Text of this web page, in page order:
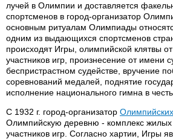
лучей в Олимпии и доставляется
спортсменов в город-организатор
основным ритуалам Олимпиады
одним из выдающихся спортсменов
происходят Игры, олимпийской клятвы
участников игр, произнесение от имени
беспристрастном судействе, вручение
соревнований медалей, поднятие
исполнение национального гимна в
С 1932 г. город-организатор Олимпийских
Олимпийскую деревню - комплекс
участников игр. Согласно хартии, Игры